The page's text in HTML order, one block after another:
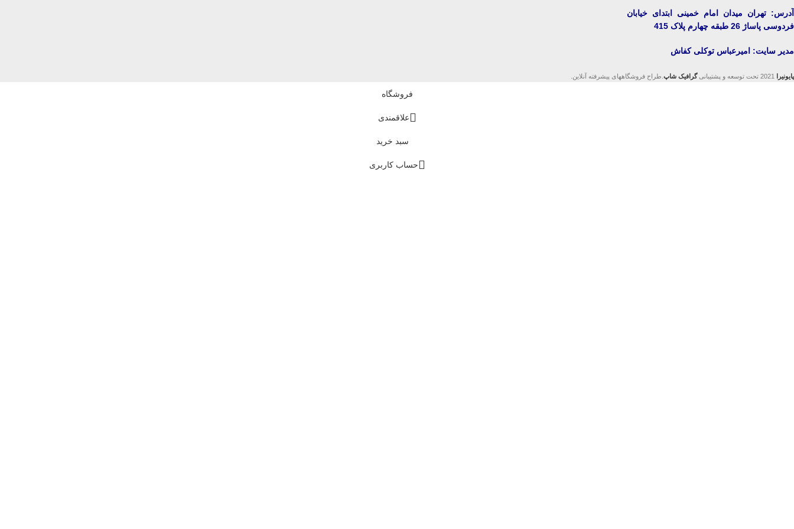
آدرس: تهران میدان امام خمینی ابتدای خیابان
فردوسی پاساژ 26 طبقه چهارم پلاک 415
مدیر سایت: امیرعباس توکلی کفاش
پایونیرا 2021 تحت توسعه و پشتیبانی گرافیک شاپ .طراح فروشگاههای پیشرفته آنلاین.
فروشگاه
علاقمندی
سبد خرید
حساب کاربری